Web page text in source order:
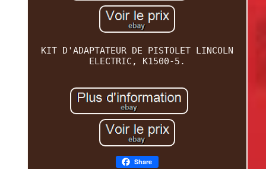
KIT D'ADAPTATEUR DE PISTOLET LINCOLN
ELECTRIC, K1500-5.
Share